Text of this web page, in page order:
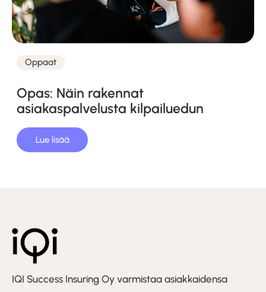
Kategoriat
Oppaat
Opas: Näin rakennat
asiakaspalvelusta kilpailuedun
Lue lisää
IQI Success Insuring Oy varmistaa asiakkaidensa